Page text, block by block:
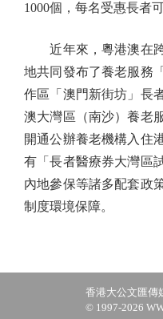
1000個，每名受惠長者
近年來，粵港澳在跨
地共同發布了養老服務
作區「澳門新街坊」長
澳大灣區（南沙）養老
開通公辦養老機構入
有「長者醫療券大灣區
內地參保等諸多配套政
制度環境保障。
香港大公文匯傳
© 1997-2026